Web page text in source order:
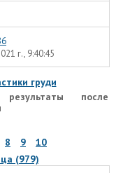
г., 9:40:45
груди
после
8 9
10
(979)